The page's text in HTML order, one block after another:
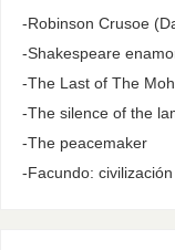
-Robinson Crusoe
-Shakespeare
-The Last of The
-The silence of the
-The peacemaker
-Facundo: